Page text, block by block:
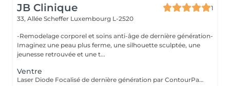
JB Clinique
1
33, Allée Scheffer Luxembourg L-2520
-Remodelage corporel et soins anti-âge de dernière génération-
Imaginez une peau plus ferme, une silhouette sculptée, une
jeunesse retrouvée et une t...
Ventre
Laser Diode Focalisé de dernière génération par ContourParis° : ciblez les zones à traiter ventre, cuisses, fesses et bras pour raffermir la peau, réduire le relâchement cutané et gommer la cellulite. Une solution efficace pour une peau plus lisse, tonique et visiblement remodelée. Il est possible qu'il y ait des contre-indications à la réalisation de ce soin. Si vous n'êtes jamais venu, je vous conseille de réserver au préalable un bilan silhouette ou de téléphoner au cabinet.